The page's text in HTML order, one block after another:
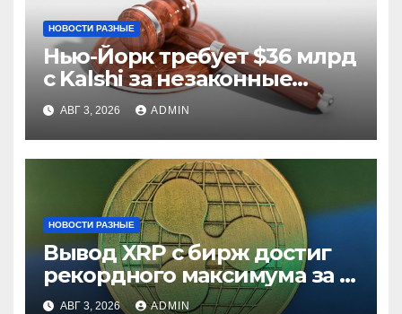
НОВОСТИ РАЗНЫЕ
Нью-Йорк требует $36 млрд
с Kalshi за незаконные
ставки
АВГ 3, 2026 ADMIN
НОВОСТИ РАЗНЫЕ
Вывод XRP с бирж достиг
рекордного максимума за 5
летАВГ 3, 2026 ADMIN